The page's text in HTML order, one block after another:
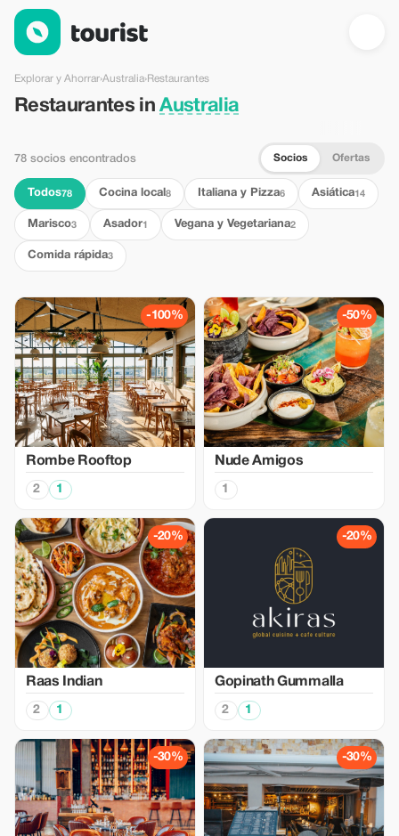
Restaurantes en Australia — Tourist
Explorar y Ahorrar›Australia›Restaurantes
Restaurantes inAustralia
78 socios encontrados Socios Ofertas
Todos78 Cocina local 8 Italiana y Pizza6 Asiática14
Marisco3 Asador1 Vegana y Vegetariana2
Comida rápida3
-100%
Rombe Rooftop
2 1
-50%
Nude Amigos
1
-20%
Raas Indian
2 1
-20%
Gopinath Gummalla
2 1
-30% -30%